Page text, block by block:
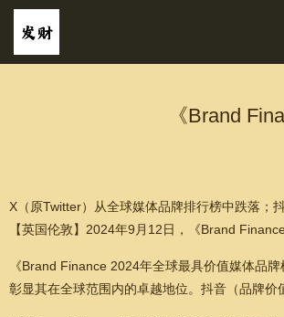
《Brand
X（原Twitter）从全球媒体品牌排行榜中跌落；
【英国伦敦】2024年9月12日，《Brand
《Brand Finance 2024年全球最具价值媒体品
彰显其在全球范围内的卓越地位。抖音（品牌